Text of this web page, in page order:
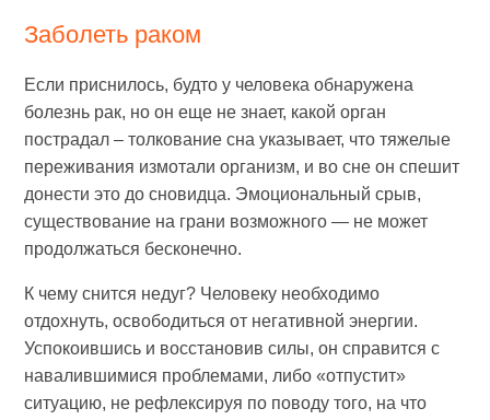
Заболеть раком
Если приснилось, будто у человека обнаружена
болезнь рак, но он еще не знает, какой орган
пострадал – толкование сна указывает, что тяжелые
переживания измотали организм, и во сне он спешит
донести это до сновидца. Эмоциональный срыв,
существование на грани возможного — не может
продолжаться бесконечно.
К чему снится недуг? Человеку необходимо
отдохнуть, освободиться от негативной энергии.
Успокоившись и восстановив силы, он справится с
навалившимися проблемами, либо «отпустит»
ситуацию, не рефлексируя по поводу того, на что